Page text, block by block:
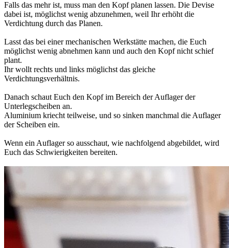
Falls das mehr ist, muss man den Kopf planen lassen. Die Devise
dabei ist, möglichst wenig abzunehmen, weil Ihr erhöht die
Verdichtung durch das Planen.
Lasst das bei einer mechanischen Werkstätte machen, die Euch
möglichst wenig abnehmen kann und auch den Kopf nicht schief
plant.
Ihr wollt rechts und links möglichst das gleiche
Verdichtungsverhältnis.
Danach schaut Euch den Kopf im Bereich der Auflager der
Unterlegscheiben an.
Aluminium kriecht teilweise, und so sinken manchmal die Auflager
der Scheiben ein.
Wenn ein Auflager so ausschaut, wie nachfolgend abgebildet, wird
Euch das Schwierigkeiten bereiten.